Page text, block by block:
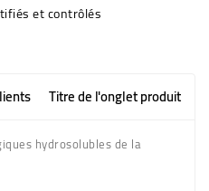
et contrôlés
Titre de l'onglet produit
hydrosolubles de la